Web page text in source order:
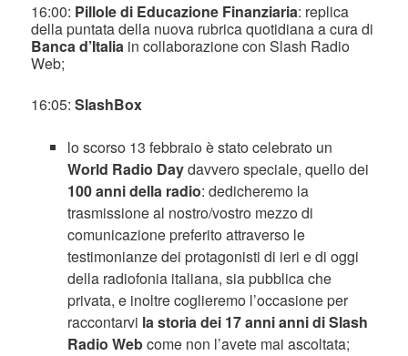
16:00: Pillole di Educazione Finanziaria: replica
della puntata della nuova rubrica quotidiana a cura di
Banca d’Italia in collaborazione con Slash Radio
Web;
16:05:SlashBox
lo scorso 13 febbraio è stato celebrato un
World Radio Daydavvero speciale, quello dei
100 anni della radio: dedicheremo la
trasmissione al nostro/vostro mezzo di
comunicazione preferito attraverso le
testimonianze dei protagonisti di ieri e di oggi
della radiofonia italiana, sia pubblica che
privata, e inoltre coglieremo l’occasione per
raccontarvi la storia dei 17 anni anni di Slash
Radio Webcome non l’avete mai ascoltata;